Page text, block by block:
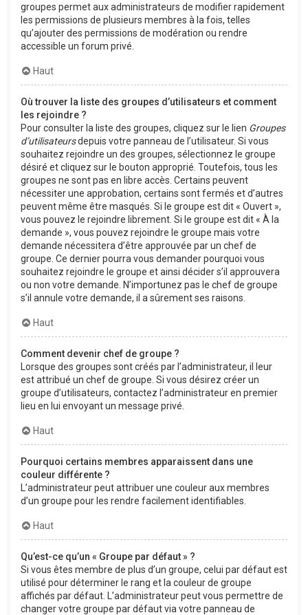
groupes permet aux administrateurs de modifier rapidement
les permissions de plusieurs membres à la fois, telles
qu’ajouter des permissions de modération ou rendre
accessible un forum privé.
Haut
Où trouver la liste des groupes d’utilisateurs et comment
les rejoindre ?
Pour consulter la liste des groupes, cliquez sur le lien Groupes
d’utilisateursdepuis votre panneau de l’utilisateur. Si vous
souhaitez rejoindre un des groupes, sélectionnez le groupe
désiré et cliquez sur le bouton approprié. Toutefois, tous les
groupes ne sont pas en libre accès. Certains peuvent
nécessiter une approbation, certains sont fermés et d’autres
peuvent même être masqués. Si le groupe est dit « Ouvert »,
vous pouvez le rejoindre librement. Si le groupe est dit « À la
demande », vous pouvez rejoindre le groupe mais votre
demande nécessitera d’être approuvée par un chef de
groupe. Ce dernier pourra vous demander pourquoi vous
souhaitez rejoindre le groupe et ainsi décider s’il approuvera
ou non votre demande. N’importunez pas le chef de groupe
s’il annule votre demande, il a sûrement ses raisons.
Haut
Comment devenir chef de groupe ?
Lorsque des groupes sont créés par l’administrateur, il leur
est attribué un chef de groupe. Si vous désirez créer un
groupe d’utilisateurs, contactez l’administrateur en premier
lieu en lui envoyant un message privé.
Haut
Pourquoi certains membres apparaissent dans une
couleur différente ?
L’administrateur peut attribuer une couleur aux membres
d’un groupe pour les rendre facilement identifiables.
Haut
Qu’est-ce qu’un « Groupe par défaut » ?
Si vous êtes membre de plus d’un groupe, celui par défaut est
utilisé pour déterminer le rang et la couleur de groupe
affichés par défaut. L’administrateur peut vous permettre de
changer votre groupe par défaut via votre panneau de